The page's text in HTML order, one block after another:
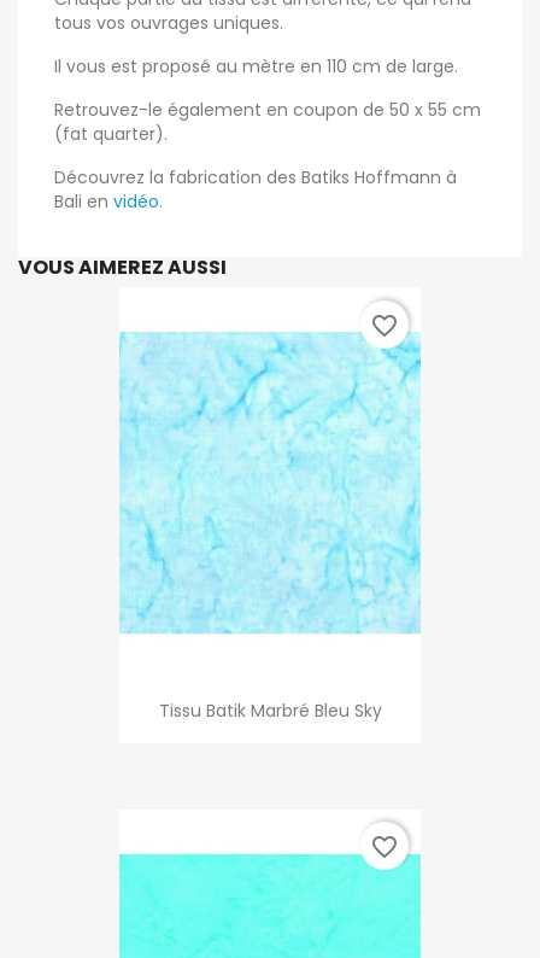
tous vos ouvrages uniques.
Il vous est proposé au mètre en 110 cm de large.
Retrouvez-le également en coupon de 50 x 55 cm
(fat quarter).
Découvrez la fabrication des Batiks Hoffmann à
Bali en vidéo.
VOUS AIMEREZ AUSSI
Tissu Batik Marbré Bleu Sky
favorite_border
favorite_border